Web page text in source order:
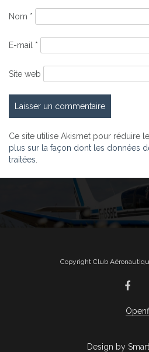
Nom *
E-mail *
Site web
Ce site utilise Akismet pour réduire
plus sur la façon dont les données
traitées
Copyright Club
Design by